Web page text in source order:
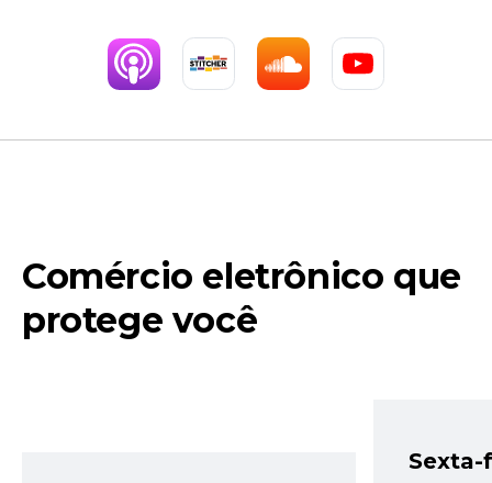
Comércio eletrônico que
protege você
Sexta-